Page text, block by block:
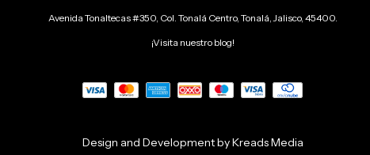
Avenida Tonaltecas #350, Col. Tonalá Centro, Tonalá, Jalisco, 45400.
¡Visita nuestro blog!
Design and Development by Kreads Media